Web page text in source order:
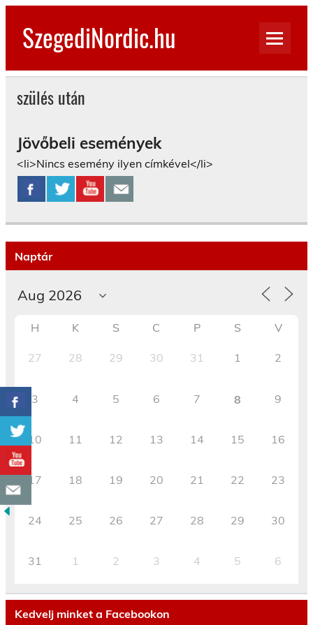
Skip
contentSzegediNordic.hu
szülés után
Jövőbeli események
<li>Nincs esemény ilyen címkével</li>
Naptár
H K S C P S V
27 28 29 30 31 1 2
3 4 5 6 7 8 9
10 11 12 13 14 15 16
17 18 19 20 21 22 23
24 25 26 27 28 29 30
31 1 2 3 4 5 6
Kedvelj minket a Facebookon